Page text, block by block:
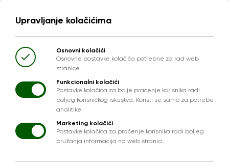
Upravljanje kolačićima
Osnovni kolačići
Osnovne postavke kolačića potrebne za rad web
stranice.
Funkcionalni kolačići
Postavke kolačića za bolje praćenje korisnika radi
boljeg korisničkog iskustva. Koristi se samo za potrebe
analitike.
Marketing kolačići
Postavke kolačića za praćenje korisnika radi boljeg
pružanja informacija na web stranici.